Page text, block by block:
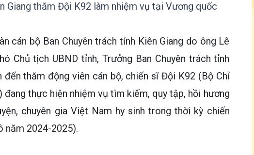
Giang thăm Đội K92 làm nhiệm vụ tại Vương quốc
cán bộ Ban Chuyên trách tỉnh Kiên Giang do ông Lê
Chủ tịch UBND tỉnh, Trưởng Ban Chuyên trách tỉnh
đến thăm động viên cán bộ, chiến sĩ Đội K92 (Bộ Chỉ
đang thực hiện nhiệm vụ tìm kiếm, quy tập, hồi hương
chuyên gia Việt Nam hy sinh trong thời kỳ chiến
năm 2024-2025).